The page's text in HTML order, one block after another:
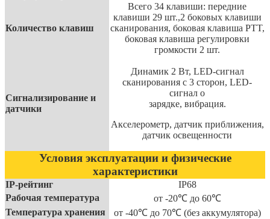
Количество клавиш
Всего 34 клавиши: передние
клавиши 29 шт.,2 боковых клавиши
сканирования, боковая клавиша PTT,
боковая клавиша регулировки
громкости 2 шт.
Сигнализирование и
датчики
Динамик 2 Вт, LED-сигнал
сканирования с 3 сторон, LED-
сигнал о
зарядке, вибрация.
Акселерометр, датчик приближения,
датчик освещенности
Условия эксплуатации и физические
характеристики
IP-рейтинг
IP68
Рабочая температура
от -20℃ до 60℃
Температура хранения
от -40℃ до 70℃ (без аккумулятора)